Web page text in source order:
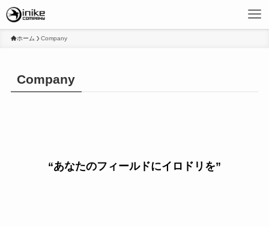
ホーム Company
Company
“あなたのフィールドにイロドリを”